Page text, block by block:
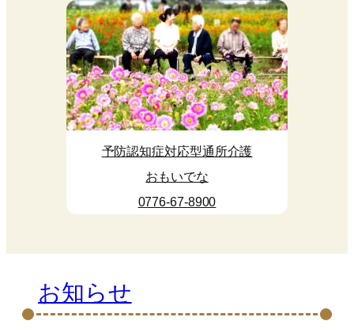
予防認知症対応型通所介護
おもいでな
0776-67-8900
お知らせ